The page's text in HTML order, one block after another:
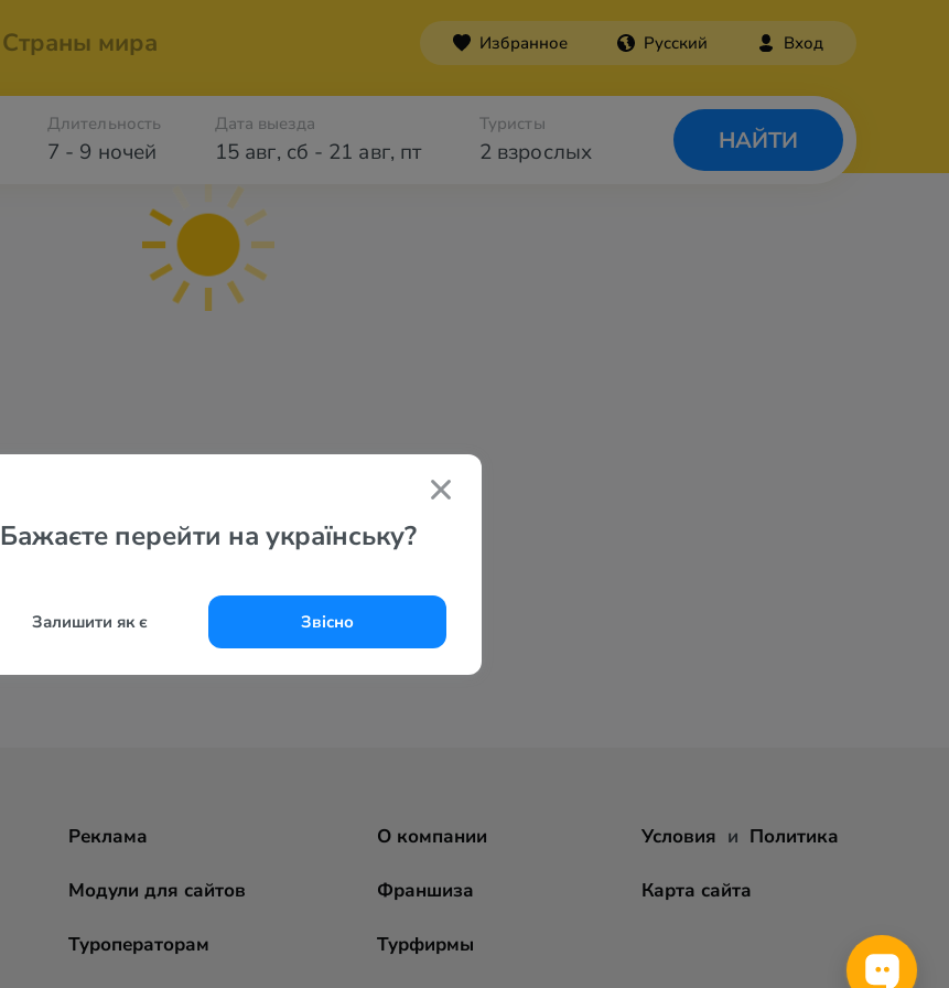
Страны мира Избранное Русский Вход
7 - 9 ночей
Длительность Дата выезда
15 авг, сб - 21 авг, пт 2 взрослых
Туристы
НАЙТИ
Бажаєте перейти на українську?
Залишити як є Звісно
Реклама
Модули для сайтов
Туроператорам
О компании
Франшиза
Турфирмы
Условия и Политика
Карта сайта